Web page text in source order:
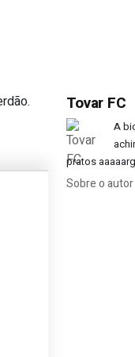
anos
Tovar FC
A
pratos
Sobre o autor